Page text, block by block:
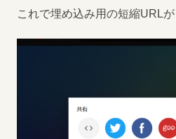
これで埋め込み用の短縮URLが